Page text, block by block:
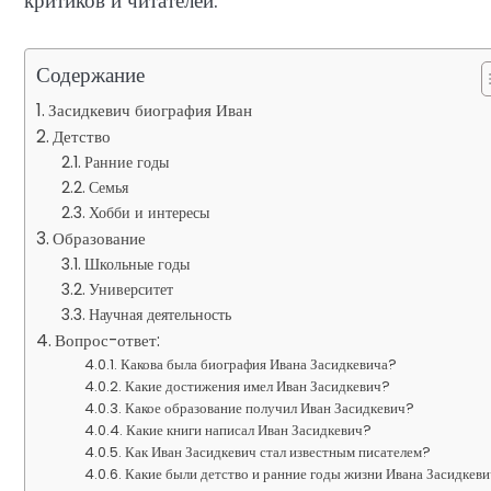
Содержание
Засидкевич биография Иван
Детство
Ранние годы
Семья
Хобби и интересы
Образование
Школьные годы
Университет
Научная деятельность
Вопрос-ответ:
Какова была биография Ивана Засидкевича?
Какие достижения имел Иван Засидкевич?
Какое образование получил Иван Засидкевич?
Какие книги написал Иван Засидкевич?
Как Иван Засидкевич стал известным писателем?
Какие были детство и ранние годы жизни Ивана